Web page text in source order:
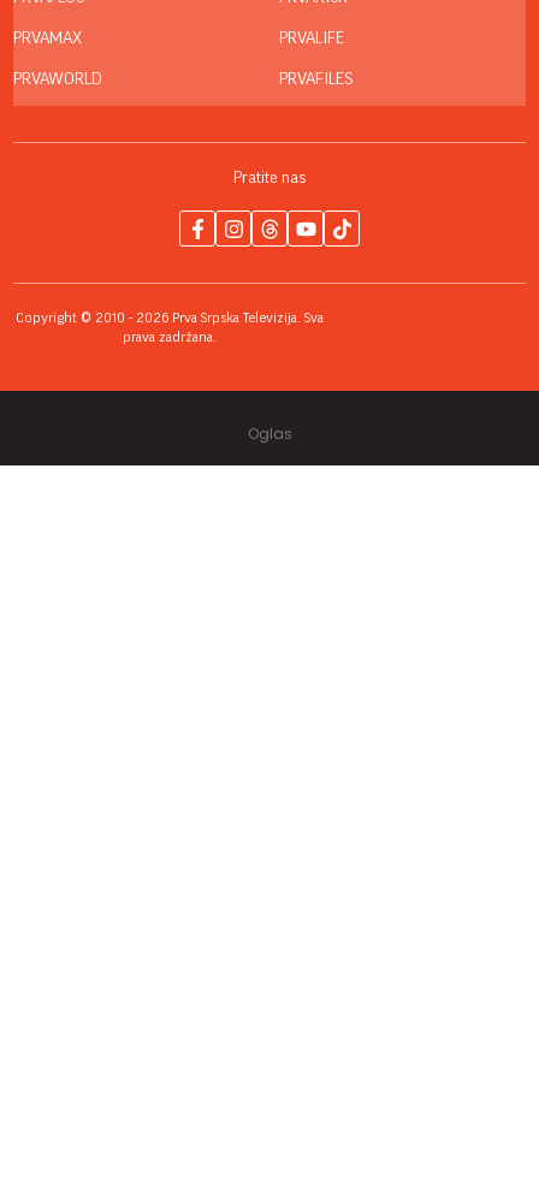
PRVAMAX
PRVAWORLD
PRVALIFE
PRVAFILES
Pratite nas
Copyright © 2010 - 2026 Prva Srpska Televizija. Sva
prava zadržana.